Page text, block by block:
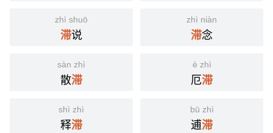
zhì shuō
滞说
zhì niàn
滞念
sàn zhì
散滞
è zhì
厄滞
shì zhì
释滞
bū zhì
逋滞